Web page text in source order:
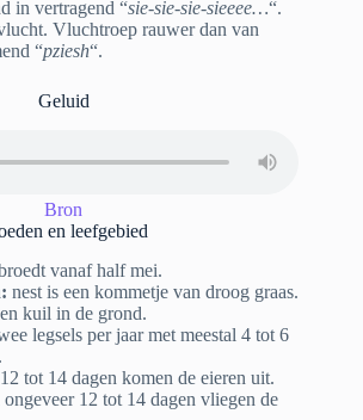
in vertragend “sie-sie-sie-sieeee…“.
Vluchtroep rauwer dan van
“pziesh“.
Geluid
Bron
en leefgebied
vanaf half mei.
nest is een kommetje van droog graas.
kuil in de grond.
legsels per jaar met meestal 4 tot 6
tot 14 dagen komen de eieren uit.
ongeveer 12 tot 14 dagen vliegen de